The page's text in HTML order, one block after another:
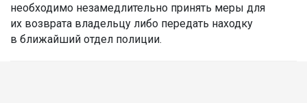
необходимо незамедлительно принять меры для
их возврата владельцу либо передать находку
в ближайший отдел полиции.